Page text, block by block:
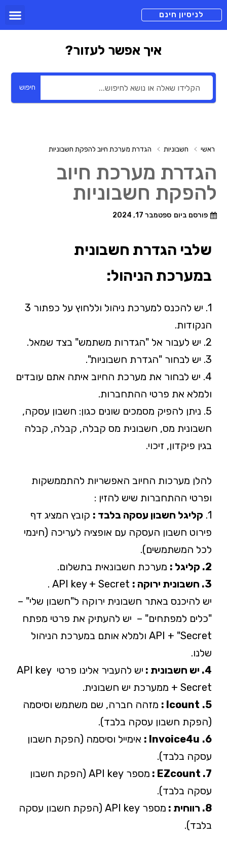
לניסיון חינם
איך אפשר לעזור?
חיפוש
ראשי חשבוניות הגדרת מערכת חיוב להפקת חשבוניות
הגדרת מערכת חיוב
להפקת חשבוניות
פורסם ביום ספטמבר 17, 2024
שלבי הגדרת חשבונית
במערכת הניהול:
1. יש להכנס למערכת ניהול וללחוץ על כפתור 3
הנקודות.
2. יש לעבור אל "הגדרות משתמש" בצד שמאל.
3. יש לבחור "הגדרת חשבוניות".
4. יש לבחור את מערכת החיוב איתה אתם עובדים
ולמלא את פרטי ההתחברות.
5. ניתן להפיק מסמכים שונים כגון: חשבון עסקה,
חשבונית מס, חשבונית מס קבלה, קבלה, קבלה
בגין פיקדון, זיכוי.
להלן מערכות החיוב האפשריות להתממשקות
ופרטי ההתחברות שיש להזין :
1. קליגל חשבון עסקה בלבד : קובץ המציג דף
פירוט חשבון העסקה עם אופציה לעריכה (חינמי
לכל המשתמשים).
2. קליגל :
מערכת חשבונאית בתשלום.
3. חשבונית ירוקה :
יש להיכנס באתר חשבונית ירוקה ל"חשבון שלי" –
"כלים למפתחים" – יש להעתיק את פרטי מפתח
API + "Secret ולמלא אותם במערכת הניהול
שלנו.
4. יש חשבונית :
יש להעביר אלינו פרטי API key
+ Secret ממערכת יש חשבונית.
5.
Icount :
מזהה חברה, שם משתמש וסיסמה
(הפקת חשבון עסקה בלבד).
6.
Invoice4u :
אימייל וסיסמה (הפקת חשבון
עסקה בלבד).
7. EZcount :
מספר API key (הפקת חשבון
עסקה בלבד).
8. רווחית :
מספר API key (הפקת חשבון עסקה
בלבד).